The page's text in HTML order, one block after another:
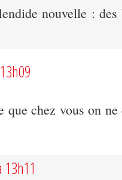
nouvelle : des
que chez vous on